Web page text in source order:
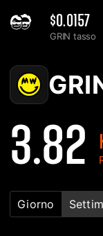
$0.0157
GRIN tasso
GRIN Grafico di
3.82
Giorno